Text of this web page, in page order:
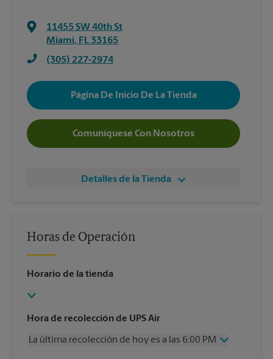
11455 SW 40th St
Miami, FL 33165
(305) 227-2974
Página De Inicio De La Tienda
Comuníquese Con Nosotros
Detalles de la Tienda
Horas de Operación
Horario de la tienda
Hora de recolección de UPS Air
La última recolección de hoy es a las 6:00 PM